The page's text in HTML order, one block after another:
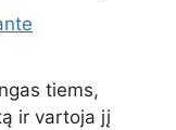
tiems,
ir vartoja jį